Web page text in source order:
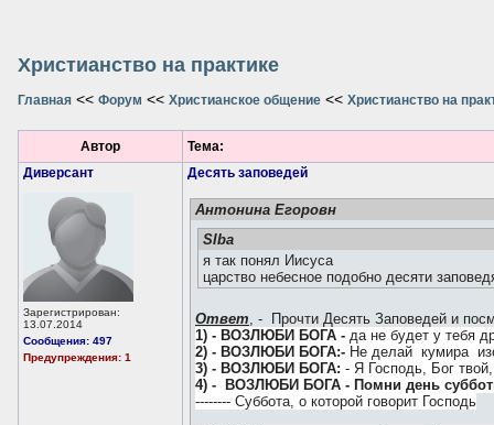
Христианство на практике
Главная << Форум << Христианское общение << Христианство на
Автор
Тема:
Диверсант
Зарегистрирован:
13.07.2014
Сообщения: 497
Предупреждения: 1
Десять заповедей
Антонина Егоровн
SIba
я так понял Иисуса
царство небесное подобно десяти
Ответ, - Прочти Десять Заповедей и
1) - ВОЗЛЮБИ БОГА - да не будет у тебя
2) - ВОЗЛЮБИ БОГА:- Не делай кумира
3) - ВОЗЛЮБИ БОГА: - Я Господь, Бог
4) - ВОЗЛЮБИ БОГА - Помни день
-------- Суббота, о которой говорит Господь